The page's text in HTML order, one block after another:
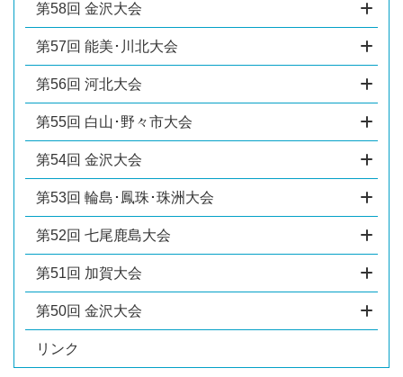
第58回 金沢大会
第57回 能美･川北大会
第56回 河北大会
第55回 白山･野々市大会
第54回 金沢大会
第53回 輪島･鳳珠･珠洲大会
第52回 七尾鹿島大会
第51回 加賀大会
第50回 金沢大会
リンク